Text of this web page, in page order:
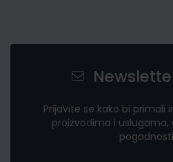
Prijavite se kako bi
proizvodima i